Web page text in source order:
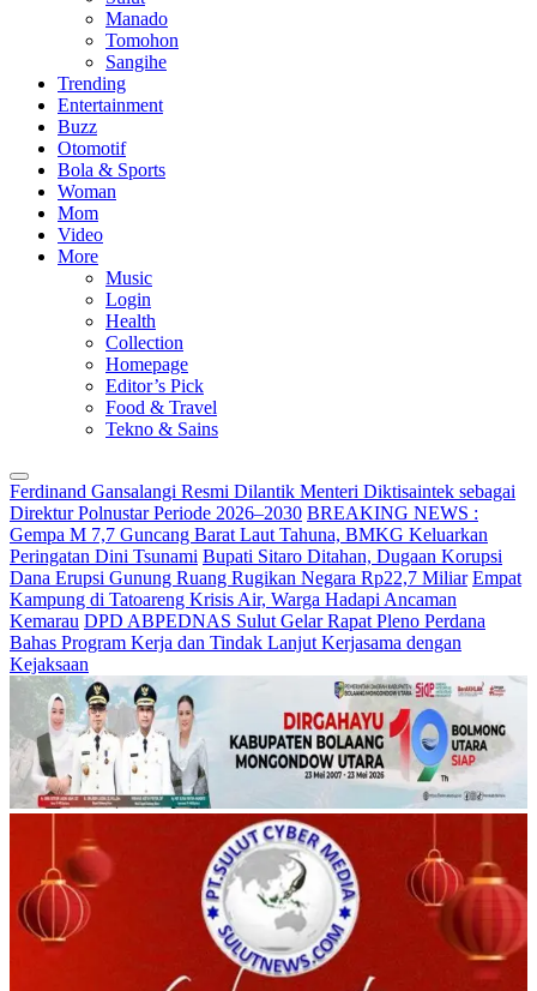
Manado
Tomohon
Sangihe
Trending
Entertainment
Buzz
Otomotif
Bola & Sports
Woman
Mom
Video
More
Music
Login
Health
Collection
Homepage
Editor’s Pick
Food & Travel
Tekno & Sains
Ferdinand Gansalangi Resmi Dilantik Menteri Diktisaintek sebagai
Direktur Polnustar Periode 2026–2030 BREAKING NEWS :
Gempa M 7,7 Guncang Barat Laut Tahuna, BMKG Keluarkan
Peringatan Dini Tsunami Bupati Sitaro Ditahan, Dugaan Korupsi
Dana Erupsi Gunung Ruang Rugikan Negara Rp22,7 Miliar Empat
Kampung di Tatoareng Krisis Air, Warga Hadapi Ancaman
Kemarau DPD ABPEDNAS Sulut Gelar Rapat Pleno Perdana
Bahas Program Kerja dan Tindak Lanjut Kerjasama dengan
Kejaksaan